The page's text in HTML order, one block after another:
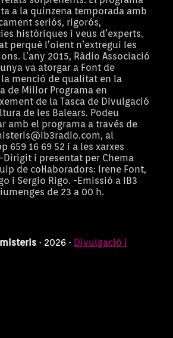
2026 23:00:00
1 h
2026 23:00:00
1 h
2026 23:00:00
1 h
2026 23:00:00
1 h
04/2026 23:00:00
2026 23:00:00
a la quinzena temporada amb
seriós, rigorós,
històriques i veus d’experts.
perquè l’oient n’extregui les
L’any 2015, Ràdio Associació
va atorgar a Font de
menció de qualitat en la
de Millor Programa en
de la Tasca de Divulgació
de les Balears. Podeu
amb el programa a través de
al
659 16 69 52 i a les xarxes
Dirigit i presentat per Chema
de col·laboradors: Irene Font,
i Sergio Rigo. -Emissió a IB3
de 23 a 00 h.
· 2026 · Divulgació i